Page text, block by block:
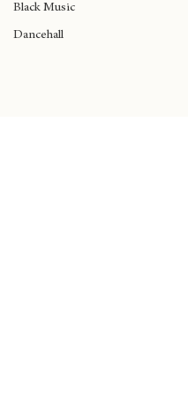
Dua Lipa
Black Music